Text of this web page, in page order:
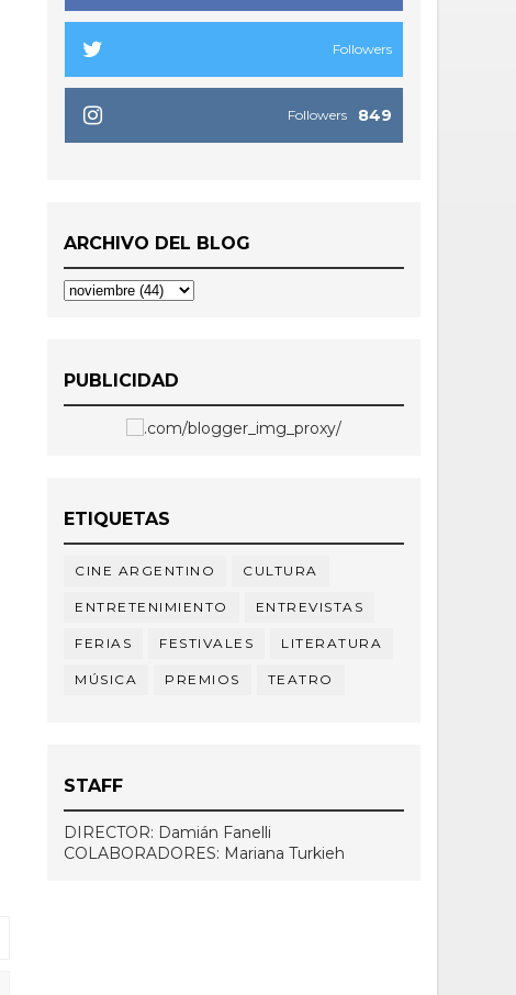
Followers
849
Followers
ARCHIVO DEL BLOG
PUBLICIDAD
ETIQUETAS
CINE ARGENTINO CULTURA
ENTRETENIMIENTO ENTREVISTAS
FERIAS FESTIVALES LITERATURA
MÚSICA PREMIOS TEATRO
STAFF
DIRECTOR: Damián Fanelli
COLABORADORES: Mariana Turkieh